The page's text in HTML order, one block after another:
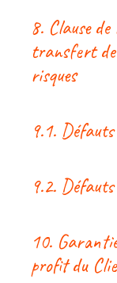
8. Clause
transfert
risques
9.1.
9.2.
10.
profit du